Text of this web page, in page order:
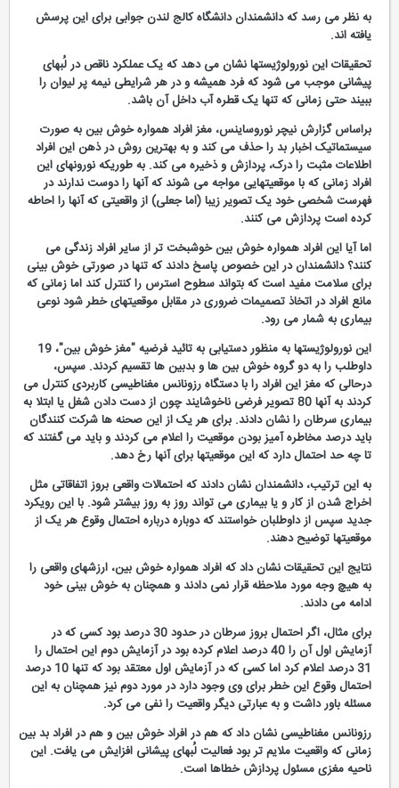
به نظر می رسد که دانشمندان دانشگاه کالج لندن جوابی برای این پرسش
یافته اند.
تحقیقات این نورولوژیستها نشان می دهد که یک عملکرد ناقص در لُبهای
پیشانی موجب می شود که فرد همیشه و در هر شرایطی نیمه پر لیوان را
ببیند حتی زمانی که تنها یک قطره آب داخل آن باشد.
براساس گزارش نیچر نوروساینس، مغز افراد همواره خوش بین به صورت
سیستماتیک اخبار بد را حذف می کند و به بهترین روش در ذهن این افراد
اطلاعات مثبت را درک، پردازش و ذخیره می کند. به طوریکه نورونهای این
افراد زمانی که با موقعیتهایی مواجه می شوند که آنها را دوست ندارند در
فهرست شخصی خود یک تصویر زیبا (اما جعلی) از واقعیتی که آنها را احاطه
کرده است پردازش می کنند.
اما آیا این افراد همواره خوش بین خوشبخت تر از سایر افراد زندگی می
کنند؟ دانشمندان در این خصوص پاسخ دادند که تنها در صورتی خوش بینی
برای سلامت مفید است که بتواند سطوح استرس را کنترل کند اما زمانی که
مانع افراد در اتخاذ تصمیمات ضروری در مقابل موقعیتهای خطر شود نوعی
بیماری به شمار می رود.
این نورولوژیستها به منظور دستیابی به تائید فرضیه "مغز خوش بین"، 19
داوطلب را به دو گروه خوش بین ها و بدبین ها تقسیم کردند. سپس،
درحالی که مغز این افراد را با دستگاه رزونانس مغناطیسی کاربردی کنترل می
کردند به آنها 80 تصویر فرضی ناخوشایند چون از دست دادن شغل یا ابتلا به
بیماری سرطان را نشان دادند. برای هر یک از این صحنه ها شرکت کنندگان
باید درصد مخاطره آمیز بودن موقعیت را اعلام می کردند و باید می گفتند که
تا چه حد احتمال دارد که این موقعیتها برای آنها رخ دهد.
به این ترتیب، دانشمندان نشان دادند که احتمالات واقعی بروز اتفاقاتی مثل
اخراج شدن از کار و یا بیماری می تواند روز به روز بیشتر شود. با این رویکرد
جدید سپس از داوطلبان خواستند که دوباره درباره احتمال وقوع هر یک از
موقعیتها توضیح دهند.
نتایج این تحقیقات نشان داد که افراد همواره خوش بین، ارزشهای واقعی را
به هیچ وجه مورد ملاحظه قرار نمی دادند و همچنان به خوش بینی خود
ادامه می دادند.
برای مثال، اگر احتمال بروز سرطان در حدود 30 درصد بود کسی که در
آزمایش اول آن را 40 درصد اعلام کرده بود در آزمایش دوم این احتمال را
31 درصد اعلام کرد اما کسی که در آزمایش اول معتقد بود که تنها 10 درصد
احتمال وقوع این خطر برای وی وجود دارد در مورد دوم نیز همچنان به این
مسئله باور داشت و به عبارتی دیگر واقعیت را نفی می کرد.
رزونانس مغناطیسی نشان داد که هم در افراد خوش بین و هم در افراد بد بین
زمانی که واقعیت ملایم تر بود فعالیت لُبهای پیشانی افزایش می یافت. این
ناحیه مغزی مسئول پردازش خطاها است.